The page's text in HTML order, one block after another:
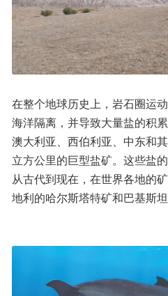
在整个地球历史上，岩石圈运
海洋隔离，并导致大量盐的积
澳大利亚、西伯利亚、中东和
立方公里的巨型盐矿。这些盐
从古代到现在，在世界各地的
地利的哈尔斯塔特矿和巴基斯坦